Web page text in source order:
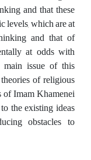
and that these
levels, which are at
and that of
at odds with
main issue of this
of religious
of Imam Khamenei
the existing ideas
obstacles to